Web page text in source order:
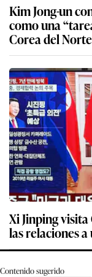
Kim Jong-un
como una
Corea del Norte
Xi Jinping
las relaciones
Contenido sugerido